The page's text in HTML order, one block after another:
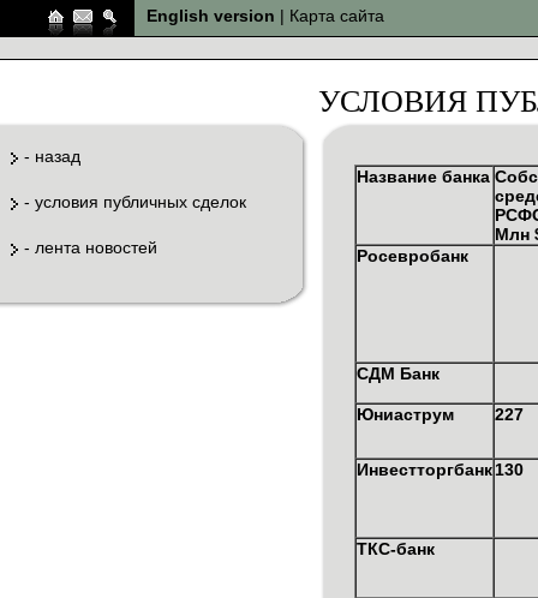
English version | Карта сайта
- назад
- условия публичных сделок
- лента новостей
УСЛОВИЯ
Название банка
Млн
Росевробанк
СДМ Банк
Юниаструм 227
Инвестторгбанк130
ТКС-банк